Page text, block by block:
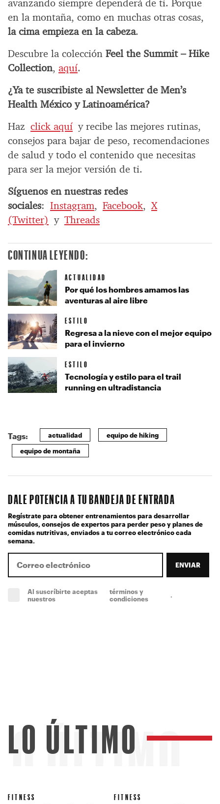
avanzando siempre dependerá de ti. Porque
en la montaña, como en muchas otras cosas,
la cima empieza en la cabeza.
Descubre la colección Feel the Summit – Hike
Collection, aquí.
¿Ya te suscribiste al Newsletter de Men’s
Health México y Latinoamérica?
Haz click aquí y recibe las mejores rutinas,
consejos para bajar de peso, recomendaciones
de salud y todo el contenido que necesitas
para ser la mejor versión de ti.
Síguenos en nuestras redes
sociales: Instagram, Facebook,X
(Twitter) y Threads
CONTINUA LEYENDO:
ACTUALIDAD
Por qué los hombres amamos las
aventuras al aire libre
ESTILO
Regresa a la nieve con el mejor equipo
para el invierno
ESTILO
Tecnología y estilo para el trail
running en ultradistancia
Tags: actualidad equipo de hiking
equipo de montaña
DALE POTENCIA A TU BANDEJA DE ENTRADA
Regístrate para obtener entrenamientos para desarrollar
músculos, consejos de expertos para perder peso y planes de
comidas nutritivas, enviados a tu correo electrónico cada
semana.
ENVIAR
Al suscríbirte aceptas
nuestros
términos y
condiciones
.
ÚLTIMO
LO ÚLTIMO
FITNESS FITNESS